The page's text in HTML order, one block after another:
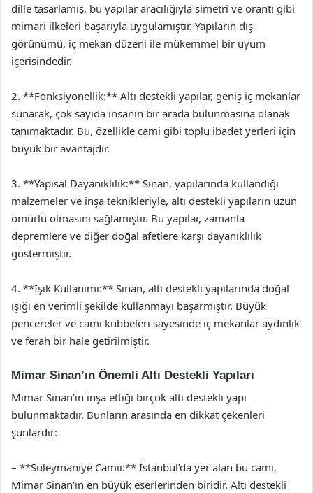
dille tasarlamış, bu yapılar aracılığıyla simetri ve orantı gibi
mimari ilkeleri başarıyla uygulamıştır. Yapıların dış
görünümü, iç mekan düzeni ile mükemmel bir uyum
içerisindedir.
2. **Fonksiyonellik:** Altı destekli yapılar, geniş iç mekanlar
sunarak, çok sayıda insanın bir arada bulunmasına olanak
tanımaktadır. Bu, özellikle cami gibi toplu ibadet yerleri için
büyük bir avantajdır.
3. **Yapısal Dayanıklılık:** Sinan, yapılarında kullandığı
malzemeler ve inşa teknikleriyle, altı destekli yapıların uzun
ömürlü olmasını sağlamıştır. Bu yapılar, zamanla
depremlere ve diğer doğal afetlere karşı dayanıklılık
göstermiştir.
4. **Işık Kullanımı:** Sinan, altı destekli yapılarında doğal
ışığı en verimli şekilde kullanmayı başarmıştır. Büyük
pencereler ve cami kubbeleri sayesinde iç mekanlar aydınlık
ve ferah bir hale getirilmiştir.
Mimar Sinan’ın Önemli Altı Destekli Yapıları
Mimar Sinan’ın inşa ettiği birçok altı destekli yapı
bulunmaktadır. Bunların arasında en dikkat çekenleri
şunlardır:
– **Süleymaniye Camii:** İstanbul’da yer alan bu cami,
Mimar Sinan’ın en büyük eserlerinden biridir. Altı destekli